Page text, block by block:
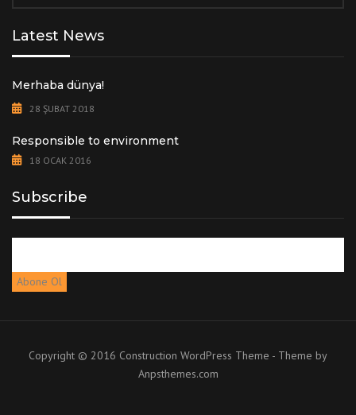
Latest News
Merhaba dünya!
28 ŞUBAT 2018
Responsible to environment
18 OCAK 2016
Subscribe
Copyright © 2016 Construction WordPress Theme - Theme by
Anpsthemes.com